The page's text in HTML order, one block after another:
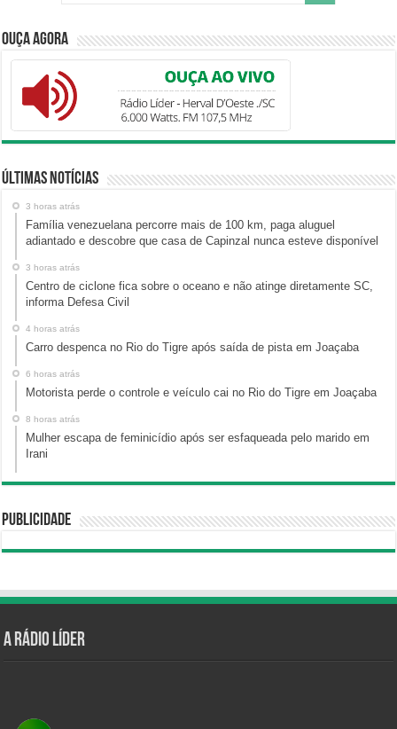
Ouça Agora
Últimas Notícias
3 horas atrás
Família venezuelana percorre mais de 100 km, paga aluguel
adiantado e descobre que casa de Capinzal nunca esteve disponível
3 horas atrás
Centro de ciclone fica sobre o oceano e não atinge diretamente SC,
informa Defesa Civil
4 horas atrás
Carro despenca no Rio do Tigre após saída de pista em Joaçaba
6 horas atrás
Motorista perde o controle e veículo cai no Rio do Tigre em Joaçaba
8 horas atrás
Mulher escapa de feminicídio após ser esfaqueada pelo marido em
Irani
Publicidade
A Rádio Líder